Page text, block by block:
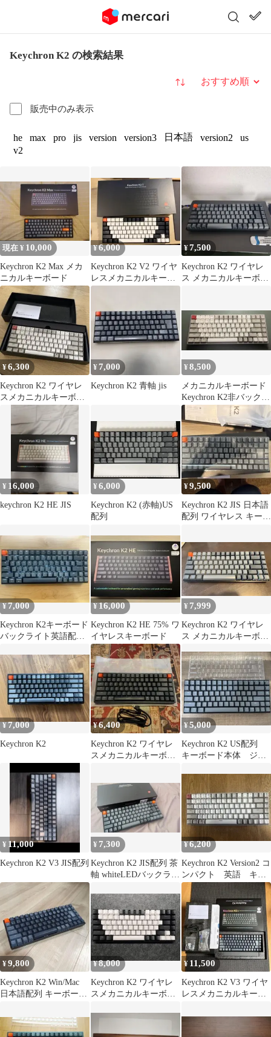
Keychron K2 の検索結果
販売中のみ表示
並び替え
he max pro jis version version3 日本語 version2
us
v2
現在 ¥ 10,000
Keychron K2 Max メカ
ニカルキーボード
¥6,000
Keychron K2 V2 ワイヤ
レスメカニカルキーボ
ード 本体
¥7,500
Keychron K2 ワイヤレ
ス メカニカルキーボー
¥6,300
Keychron K2 ワイヤレ
スメカニカルキーボー
¥ 7,000
Keychron K2 青軸 jis
¥8,500
メカニカルキーボード
Keychron K2非バックラ
イト アルミニウムフレ
ーム
¥ 16,000
keychron K2 HE JIS
¥6,000
Keychron K2 (赤軸)US
配列
¥9,500
Keychron K2 JIS 日本語
配列 ワイヤレス キーボ
¥7,000
Keychron K2キーボード
バックライト英語配列
¥16,000
Keychron K2 HE 75% ワ
イヤレスキーボード
¥ 7,999
Keychron K2 ワイヤレ
ス メカニカルキーボー
¥7,000
Keychron K2
¥6,400
Keychron K2 ワイヤレ
スメカニカルキーボー
¥5,000
Keychron K2 US配列
キーボード本体 ジャ
¥ 11,000
Keychron K2 V3 JIS配列
¥ 7,300
Keychron K2 JIS配列 茶
軸 whiteLEDバックライ
¥6,200
Keychron K2 Version2 コ
ンパクト 英語 キー
ボード 赤軸
¥9,800
Keychron K2 Win/Mac
日本語配列 キーボード
¥8,000
Keychron K2 ワイヤレ
スメカニカルキーボー
¥ 11,500
Keychron K2 V3 ワイヤ
レスメカニカルキーボ